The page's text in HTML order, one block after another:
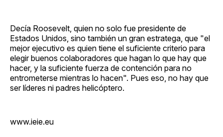
Decía Roosevelt, quien no solo fue presidente de
Estados Unidos, sino también un gran estratega, que "el
mejor ejecutivo es quien tiene el suficiente criterio para
elegir buenos colaboradores que hagan lo que hay que
hacer, y la suficiente fuerza de contención para no
entrometerse mientras lo hacen". Pues eso, no hay que
ser líderes ni padres helicóptero.
www.ieie.eu